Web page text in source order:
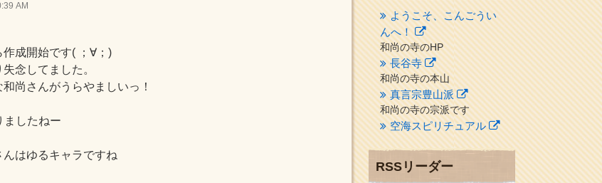
AM
成開始です( ；∀；)
念してました。
尚さんがうらやましいっ！
ましたねー
んはゆるキャラですね
ようこそ、こんごうい
んへ！
和尚の寺のHP
長谷寺
和尚の寺の本山
真言宗豊山派
和尚の寺の宗派です
空海スピリチュアル
２１世紀を（空海）する情
クリプロホームページ
RSSリーダー